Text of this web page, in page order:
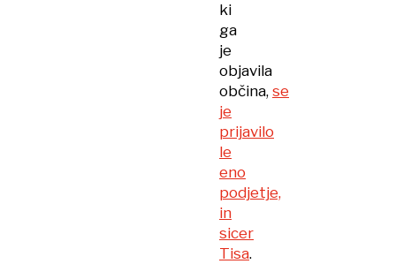
ki
ga
je
objavila
občina, se
je
prijavilo
le
eno
podjetje,
in
sicer
Tisa.